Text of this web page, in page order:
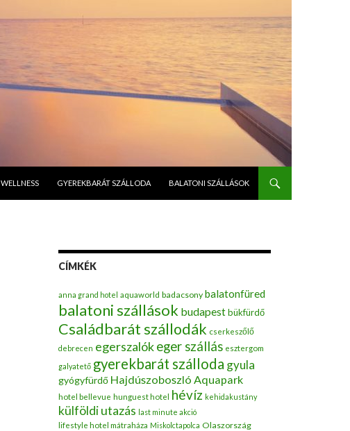
WELLNESS GYEREKBARÁT SZÁLLODA BALATONI SZÁLLÁSOK
CÍMKÉK
anna grand hotel aquaworld badacsony balatonfüred
balatoni szállások budapestbükfürdő
Családbarát szállodák cserkeszőlő
debrecen egerszalókeger szállás esztergom
galyatető gyerekbarát szálloda gyula
gyógyfürdő Hajdúszoboszló Aquapark
hotel bellevue hunguest hotel hévíz kehidakustány
külföldi utazás last minute akció
lifestyle hotel mátraháza Miskolctapolca Olaszország